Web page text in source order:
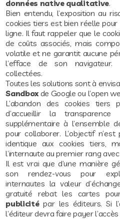
données native qualitative.
Bien entendu, l’exposition au
cookies tiers est bien réelle
ligne. Il faut rappeler que le
de coûts associés, mais
volatile et ne garantit aucune
l’efface de son navigateur.
collectées.
Toutes les solutions sont à
Sandbox de Google ou l’open
L’abandon des cookies
d’accueillir la
supplémentaire à l’ensemble
pour collaborer. L’objectif
identique aux cookies tiers,
l’internaute au premier rang
Il est vrai que d’une manière
son rendez-vous pour
internautes la valeur
gratuité rebat les cartes
publicitépar les éditeurs. Si
l’éditeur devra faire payer